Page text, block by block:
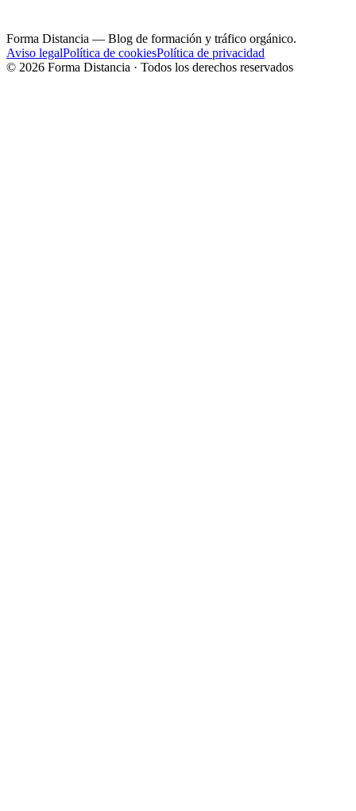
Forma Distancia — Blog de formación y tráfico orgánico.
Aviso legalPolítica de cookiesPolítica de privacidad
© 2026 Forma Distancia · Todos los derechos reservados